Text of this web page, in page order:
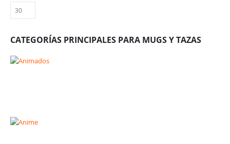
CATEGORÍAS PRINCIPALES PARA MUGS Y TAZAS